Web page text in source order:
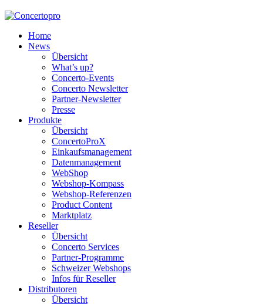
Home
News
Übersicht
What’s up?
Concerto-Events
Concerto Newsletter
Partner-Newsletter
Presse
Produkte
Übersicht
ConcertoProX
Einkaufsmanagement
Datenmanagement
WebShop
Webshop-Kompass
Webshop-Referenzen
Product Content
Marktplatz
Reseller
Übersicht
Concerto Services
Partner-Programme
Schweizer Webshops
Infos für Reseller
Distributoren
Übersicht